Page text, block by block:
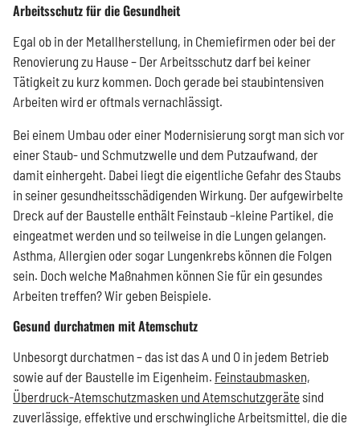
Arbeitsschutz für die Gesundheit
Egal ob in der Metallherstellung, in Chemiefirmen oder bei der
Renovierung zu Hause – Der Arbeitsschutz darf bei keiner
Tätigkeit zu kurz kommen. Doch gerade bei staubintensiven
Arbeiten wird er oftmals vernachlässigt.
Bei einem Umbau oder einer Modernisierung sorgt man sich vor
einer Staub- und Schmutzwelle und dem Putzaufwand, der
damit einhergeht. Dabei liegt die eigentliche Gefahr des Staubs
in seiner gesundheitsschädigenden Wirkung. Der aufgewirbelte
Dreck auf der Baustelle enthält Feinstaub –kleine Partikel, die
eingeatmet werden und so teilweise in die Lungen gelangen.
Asthma, Allergien oder sogar Lungenkrebs können die Folgen
sein. Doch welche Maßnahmen können Sie für ein gesundes
Arbeiten treffen? Wir geben Beispiele.
Gesund durchatmen mit Atemschutz
Unbesorgt durchatmen – das ist das A und O in jedem Betrieb
sowie auf der Baustelle im Eigenheim. Feinstaubmasken,
Überdruck-Atemschutzmasken und Atemschutzgeräte sind
zuverlässige, effektive und erschwingliche Arbeitsmittel, die die